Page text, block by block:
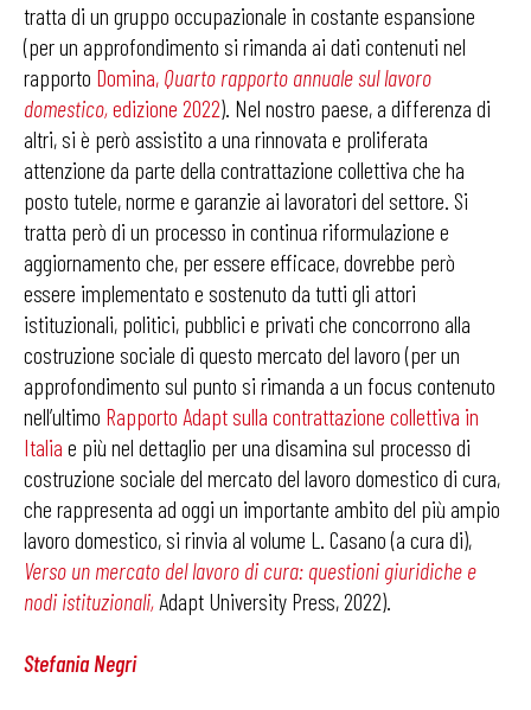
tratta di un gruppo occupazionale in costante espansione
(per un approfondimento si rimanda ai dati contenuti nel
rapporto Domina, Quarto rapporto annuale sul lavoro
domestico,edizione 2022). Nel nostro paese, a differenza di
altri, si è però assistito a una rinnovata e proliferata
attenzione da parte della contrattazione collettiva che ha
posto tutele, norme e garanzie ai lavoratori del settore. Si
tratta però di un processo in continua riformulazione e
aggiornamento che, per essere efficace, dovrebbe però
essere implementato e sostenuto da tutti gli attori
istituzionali, politici, pubblici e privati che concorrono alla
costruzione sociale di questo mercato del lavoro (per un
approfondimento sul punto si rimanda a un focus contenuto
nell’ultimo Rapporto Adapt sulla contrattazione collettiva in
Italia e più nel dettaglio per una disamina sul processo di
costruzione sociale del mercato del lavoro domestico di cura,
che rappresenta ad oggi un importante ambito del più ampio
lavoro domestico, si rinvia al volume L. Casano (a cura di),
Verso un mercato del lavoro di cura: questioni giuridiche e
nodi istituzionali, Adapt University Press, 2022).
Stefania Negri